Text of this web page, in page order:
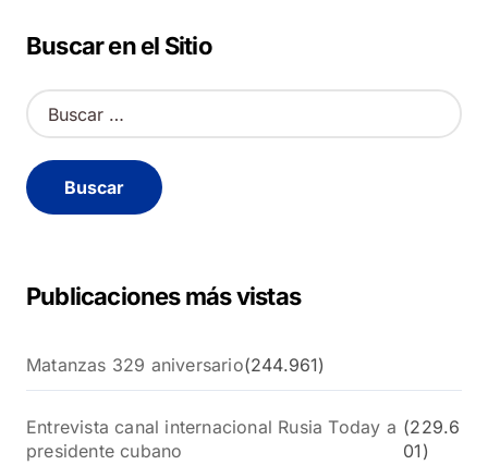
Buscar en el Sitio
B
u
c
a
Publicaciones más vistas
Matanzas 329 aniversario(244.961)
Entrevista canal internacional Rusia Today a
presidente cubano
(229.6
01)